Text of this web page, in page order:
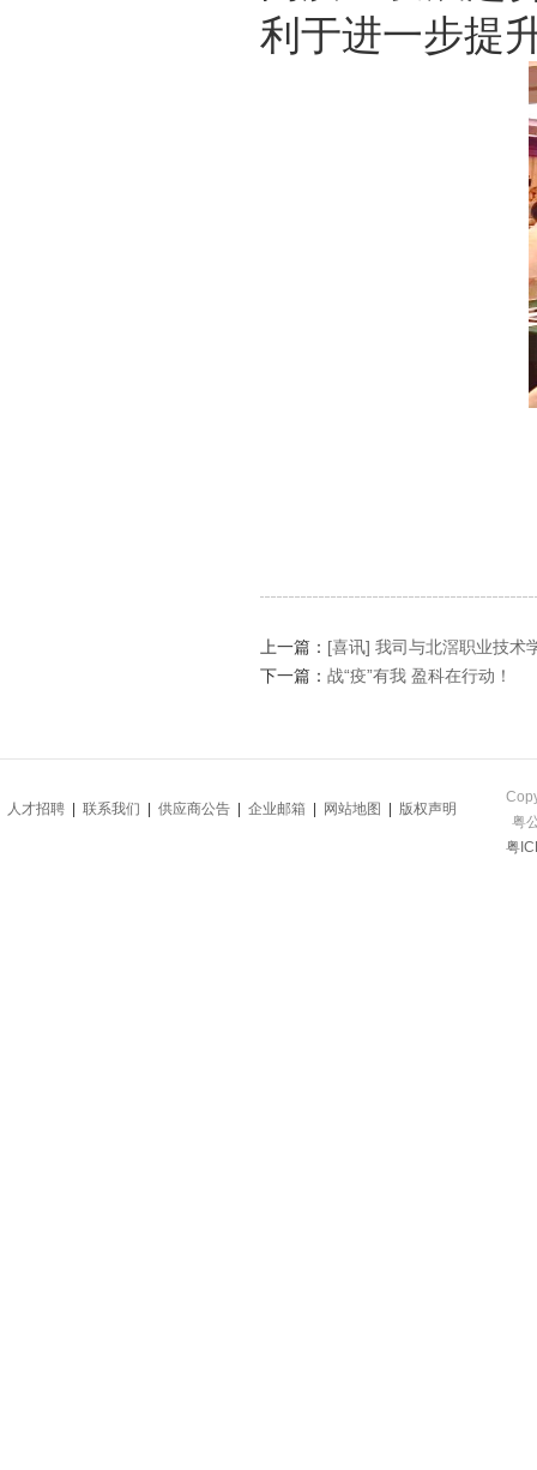
利于进一步提
上一篇： [喜讯] 我司与北滘职业技术
下一篇： 战“疫”有我 盈科在行动！
人才招聘 联系我们 供应商公告 企业邮箱 网站地图 版权声明
粤
粤